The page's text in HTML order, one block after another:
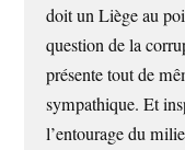
doit un Liège au
question de la
présente tout de
sympathique. Et
l’entourage du